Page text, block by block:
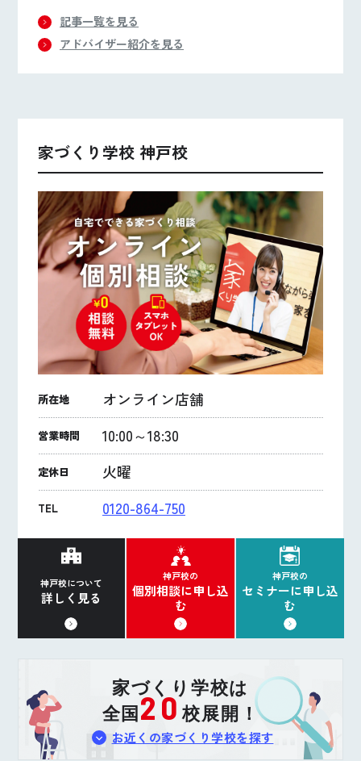
記事一覧を見る
アドバイザー紹介を見る
家づくり学校 神戸校
所在地 オンライン店舗
営業時間 10:00～18:30
定休日 火曜
TEL 0120-864-750
神戸校について
詳しく見る
神戸校の
個別相談に申し込
む
神戸校の
セミナーに申し込
む
家づくり学校は
全国20校展開！
お近くの家づくり学校を探す